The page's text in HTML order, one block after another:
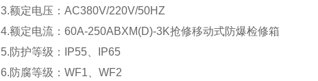
3.额定电压：AC380V/220V/50HZ
4.额定电流：60A-250ABXM(D)-3K抢修移动式防爆检修箱
5.防护等级：IP55、IP65
6.防腐等级：WF1、WF2